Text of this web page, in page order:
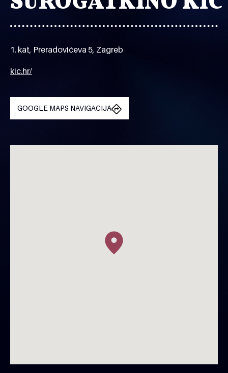
1. kat, Preradovićeva 5, Zagreb
kic.hr/
GOOGLE MAPS NAVIGACIJA